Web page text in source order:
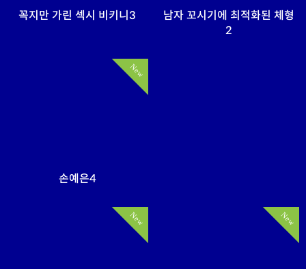
꼭지만 가린 섹시 비키니3
남자 꼬시기에 최적화된 체형
2
New
손예은4
New New